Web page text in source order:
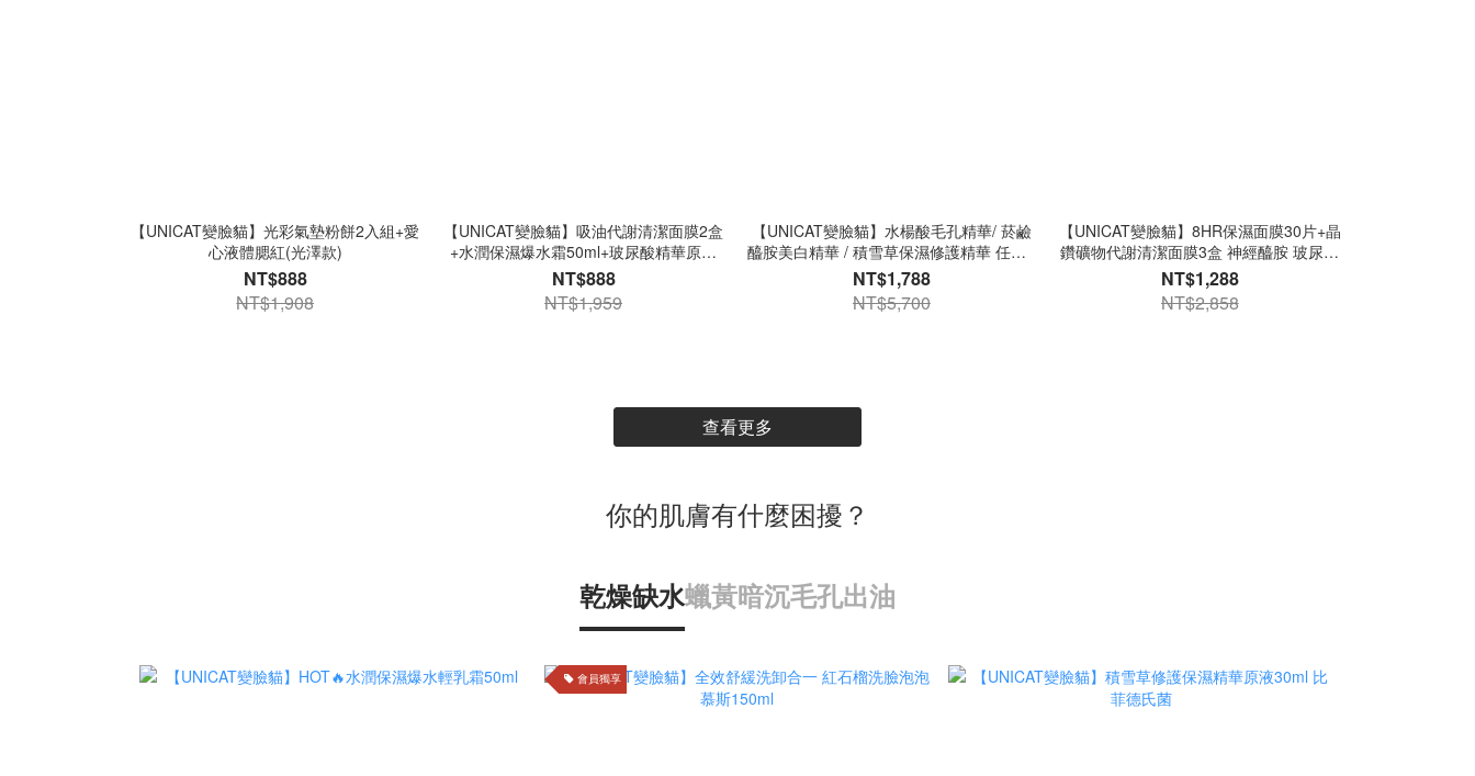
【UNICAT變臉貓】光彩氣墊粉餅2入組+愛
心液體腮紅(光澤款)
NT$888
NT$1,908
【UNICAT變臉貓】吸油代謝清潔面膜2盒
+水潤保濕爆水霜50ml+玻尿酸精華原液
30ml 1入
NT$888
NT$1,959
【UNICAT變臉貓】水楊酸毛孔精華/ 菸鹼
醯胺美白精華 / 積雪草保濕修護精華 任選6
入
NT$1,788
NT$5,700
【UNICAT變臉貓】8HR保濕面膜30片+晶
鑽礦物代謝清潔面膜3盒 神經醯胺 玻尿酸
生物纖維面膜 吸油面膜
NT$1,288
NT$2,858
查看更多
你的肌膚有什麼困擾？
乾燥缺水蠟黃暗沉毛孔出油
會員獨享